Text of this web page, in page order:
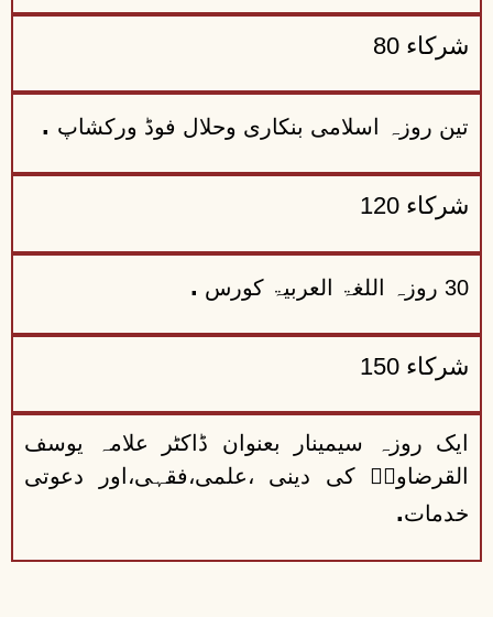
شرکاء 80
تین روزہ اسلامی بنکاری وحلال فوڈ ورکشاپ .
شرکاء 120
30 روزہ اللغۃ العربیۃ کورس .
شرکاء 150
ایک روزہ سیمینار بعنوان ڈاکٹر علامہ یوسف
القرضاویؒ کی دینی ،علمی،فقہی،اور دعوتی
خدمات.